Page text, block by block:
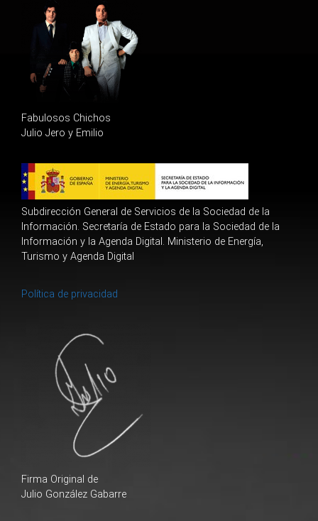
Fabulosos Chichos
Julio Jero y Emilio
Subdirección General de Servicios de la Sociedad de la
Información. Secretaría de Estado para la Sociedad de la
Información y la Agenda Digital. Ministerio de Energía,
Turismo y Agenda Digital
Política de privacidad
Firma Original de
Julio González Gabarre